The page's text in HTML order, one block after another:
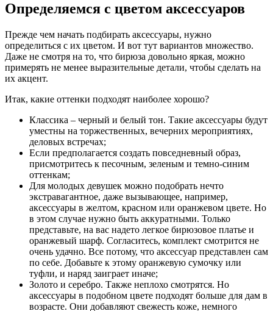
Определяемся с цветом аксессуаров
Прежде чем начать подбирать аксессуары, нужно
определиться с их цветом. И вот тут вариантов множество.
Даже не смотря на то, что бирюза довольно яркая, можно
примерять не менее выразительные детали, чтобы сделать на
их акцент.
Итак, какие оттенки подходят наиболее хорошо?
Классика – черный и белый тон. Такие аксессуары будут
уместны на торжественных, вечерних мероприятиях,
деловых встречах;
Если предполагается создать повседневный образ,
присмотритесь к песочным, зеленым и темно-синим
оттенкам;
Для молодых девушек можно подобрать нечто
экстравагантное, даже вызывающее, например,
аксессуары в желтом, красном или оранжевом цвете. Но
в этом случае нужно быть аккуратными. Только
представьте, на вас надето легкое бирюзовое платье и
оранжевый шарф. Согласитесь, комплект смотрится не
очень удачно. Все потому, что аксессуар представлен сам
по себе. Добавьте к этому оранжевую сумочку или
туфли, и наряд заиграет иначе;
Золото и серебро. Также неплохо смотрятся. Но
аксессуары в подобном цвете подходят больше для дам в
возрасте. Они добавляют свежесть коже, немного